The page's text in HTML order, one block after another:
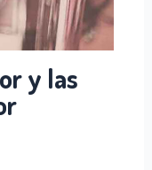
y las